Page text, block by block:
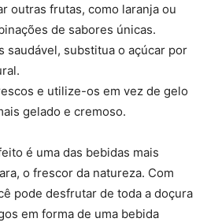
outras frutas, como laranja ou
de sabores únicas.
saudável, substitua o açúcar por
e utilize-os em vez de gelo
gelado e cremoso.
é uma das bebidas mais
o frescor da natureza. Com
pode desfrutar de toda a doçura
em forma de uma bebida